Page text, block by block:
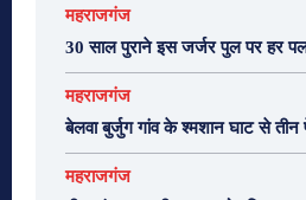
महराजगंज
30 साल पुराने इस जर्जर पुल पर हर
महराजगंज
बेलवा बुर्जुग गांव के श्मशान घाट से
महराजगंज